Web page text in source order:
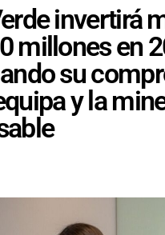
invertirá
millones en
su
y la